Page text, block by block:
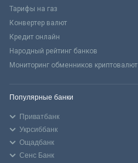
Тарифы на газ
Конвертер валют
Кредит онлайн
Народный рейтинг банков
Мониторинг обменников криптовалют
Популярные банки
Приватбанк
Укрсиббанк
Ощадбанк
Сенс Банк